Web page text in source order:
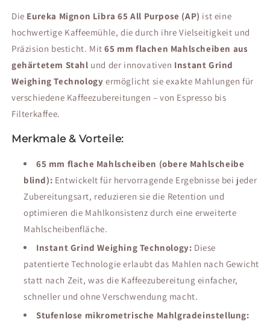
Die Eureka Mignon Libra 65 All Purpose (AP) ist eine
hochwertige Kaffeemühle, die durch ihre Vielseitigkeit und
Präzision besticht. Mit65 mm flachen Mahlscheiben aus
gehärtetem Stahl und der innovativen Instant Grind
Weighing Technology ermöglicht sie exakte Mahlungen für
verschiedene Kaffeezubereitungen – von Espresso bis
Filterkaffee.
Merkmale & Vorteile:
65 mm flache Mahlscheiben (obere Mahlscheibe
blind): Entwickelt für hervorragende Ergebnisse bei jeder
Zubereitungsart, reduzieren sie die Retention und
optimieren die Mahlkonsistenz durch eine erweiterte
Mahlscheibenfläche.
Instant Grind Weighing Technology: Diese
patentierte Technologie erlaubt das Mahlen nach Gewicht
statt nach Zeit, was die Kaffeezubereitung einfacher,
schneller und ohne Verschwendung macht.
Stufenlose mikrometrische Mahlgradeinstellung: